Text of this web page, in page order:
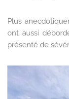
Plus
ont aussi
présenté de